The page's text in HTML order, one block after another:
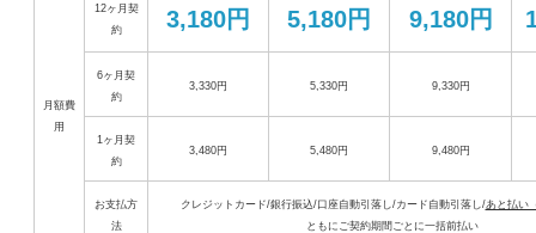
月額費
用
12ヶ月契
約
3,180円 5,180円 9,180円
6ヶ月契
約
3,330円 5,330円 9,330円
1ヶ月契
約
3,480円 5,480円 9,480円
お支払方
法
クレジットカード/銀行振込/口座自動引落し/カード自動引落し/あと払い
ともにご契約期間ごとに一括前払い